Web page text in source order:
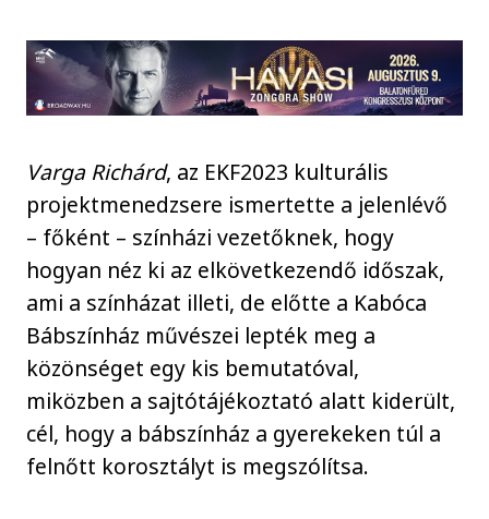
Varga Richárd, az EKF2023 kulturális
projektmenedzsere ismertette a jelenlévő
– főként – színházi vezetőknek, hogy
hogyan néz ki az elkövetkezendő időszak,
ami a színházat illeti, de előtte a Kabóca
Bábszínház művészei lepték meg a
közönséget egy kis bemutatóval,
miközben a sajtótájékoztató alatt kiderült,
cél, hogy a bábszínház a gyerekeken túl a
felnőtt korosztályt is megszólítsa.